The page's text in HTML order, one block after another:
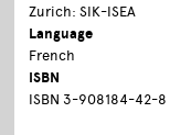
Zurich: SIK-ISEA
Language
French
ISBN
ISBN 3-908184-42-8